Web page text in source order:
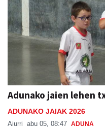
Adunako jaien lehen
ADUNAKO JAIAK 2026
Aiurri abu 05, 08:47 ADUNA